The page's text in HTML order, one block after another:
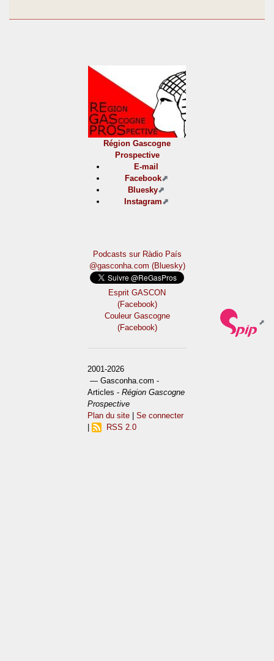
Région Gascogne
Prospective
E-mail
Facebook
Bluesky
Instagram
Podcasts sur Ràdio País
@gasconha.com (Bluesky)
Esprit GASCON
(Facebook)
Couleur Gascogne
(Facebook)
2001-2026
— Gasconha.com -
Articles -Région Gascogne
Prospective
Plan du site |Se connecter
RSS 2.0